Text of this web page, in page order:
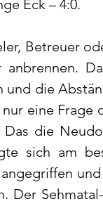
Eck – 4:0.
Betreuer
anbrennen.
und die
eine Frage
die
sich am
Der